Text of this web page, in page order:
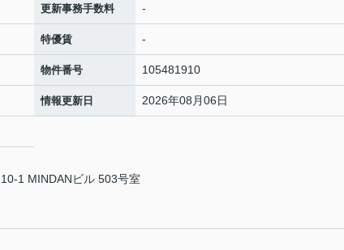
更新事務手数料 -
特優賃 -
物件番号 105481910
情報更新日 2026年08月06日
1 MINDANビル 503号室